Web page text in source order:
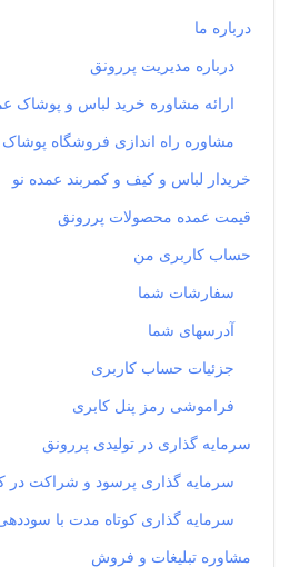
درباره ما
درباره مدیریت پررونق
ارائه مشاوره خرید لباس و پوشاک
مشاوره راه اندازی فروشگاه پوشاک
خریدار لباس و کیف و کمربند عمده نو
قیمت عمده محصولات پررونق
حساب کاربری من
سفارشات شما
آدرسهای شما
جزئیات حساب کاربری
فراموشی رمز پنل کابری
سرمایه گذاری در تولیدی پررونق
سرمایه گذاری پرسود و شراکت در
سرمایه گذاری کوتاه مدت با سوددهی
مشاوره تبلیغات و فروش